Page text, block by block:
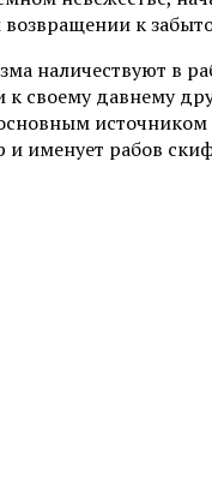
к
наличествуют в
своему давнему
и именует рабов